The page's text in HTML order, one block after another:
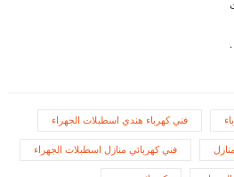
فني كهرباء هندي اسطبلات الجهراء
فني كهربائي منازل اسطبلات الجهراء